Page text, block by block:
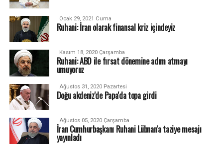
Ocak 29, 2021 Cuma
Ruhani: İran olarak finansal kriz içindeyiz
Kasım 18, 2020 Çarşamba
Ruhani: ABD ile fırsat dönemine adım atmayı
umuyoruz
Ağustos 31, 2020 Pazartesi
Doğu akdeniz'de Papa'da topa girdi
Ağustos 05, 2020 Çarşamba
İran Cumhurbaşkanı Ruhani Lübnan'a taziye mesajı
yayınladı